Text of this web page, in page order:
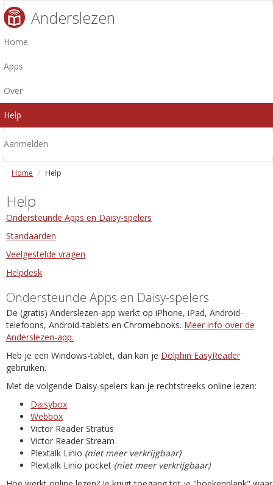
Anderslezen
Home
Apps
Over
Help
Aanmelden
Home Help
Help
Ondersteunde Apps en Daisy-spelers
Standaarden
Veelgestelde vragen
Helpdesk
Ondersteunde Apps en Daisy-spelers
De (gratis) Anderslezen-app werkt op iPhone, iPad, Android-
telefoons, Android-tablets en Chromebooks. Meer info over de
Anderslezen-app.
Heb je een Windows-tablet, dan kan je Dolphin EasyReader
gebruiken.
Met de volgende Daisy-spelers kan je rechtstreeks online lezen:
Daisybox
Webbox
Victor Reader Stratus
Victor Reader Stream
Plextalk Linio (niet meer verkrijgbaar)
Plextalk Linio pocket (niet meer verkrijgbaar)